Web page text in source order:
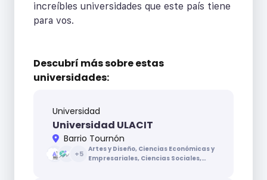
increíbles universidades que este país tiene
para vos.
Descubrí más sobreestas
universidades:
Universidad
Universidad ULACIT
Barrio Tournón
+5 Artes y Diseño, Ciencias Económicas y
Empresariales, Ciencias Sociales,